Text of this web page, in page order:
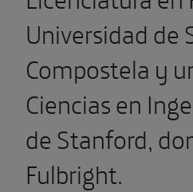
Universidad de
Compostela y
Ciencias en
de Stanford,
Fulbright.